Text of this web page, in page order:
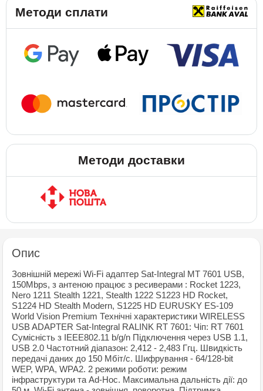
Методи сплати
Методи доставки
Опис
Зовнішній мережі Wi-Fi адаптер Sat-Integral MT 7601 USB,
150Mbps, з антеною працює з ресиверами : Rocket 1223,
Nero 1211 Stealth 1221, Stealth 1222 S1223 HD Rocket,
S1224 HD Stealth Modern, S1225 HD EURUSKY ES-109
World Vision Premium Технічні характеристики WIRELESS
USB ADAPTER Sat-Integral RALINK RT 7601: Чіп: RT 7601
Сумісність з IEEE802.11 b/g/n Підключення через USB 1.1,
USB 2.0 Частотний діапазон: 2,412 - 2,483 Ггц. Швидкість
передачі даних до 150 Мбіт/с. Шифрування - 64/128-bit
WEP, WPA, WPA2. 2 режими роботи: режим
інфраструктури та Ad-Hoc. Максимальна дальність дії: до